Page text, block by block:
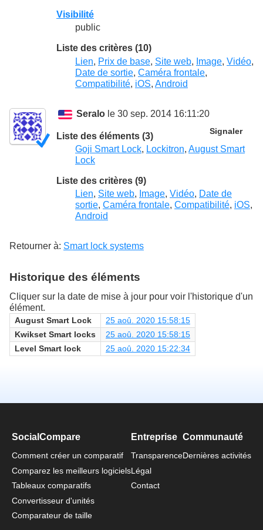
Visibilité
public
Liste des critères (10)
Lien, Prix de base, Site web, Image, Vidéo,
Date de sortie, Caméra frontale,
Compatibilité, iOS, Android
Seralo le 30 sep. 2014 16:11:20
Signaler
Liste des éléments (3)
Goji Smart Lock, Lockitron, August Smart
Lock
Liste des critères (9)
Lien, Site web, Image, Vidéo, Date de
sortie, Caméra frontale, Compatibilité, iOS,
Android
Retourner à: Smart lock systems
Historique des éléments
Cliquer sur la date de mise à jour pour voir l'historique d'un
élément.
August Smart Lock
25 aoû. 2020 15:58:15
Kwikset Smart locks
25 aoû. 2020 15:58:15
Level Smart lock
25 aoû. 2020 15:22:34
SocialCompare
Comment créer un comparatif
Comparez les meilleurs logiciels
Tableaux comparatifs
Convertisseur d'unités
Comparateur de taille
Entreprise
Transparence
Légal
Contact
Communauté
Dernières activités